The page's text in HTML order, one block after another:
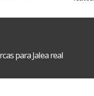
para Jalea real